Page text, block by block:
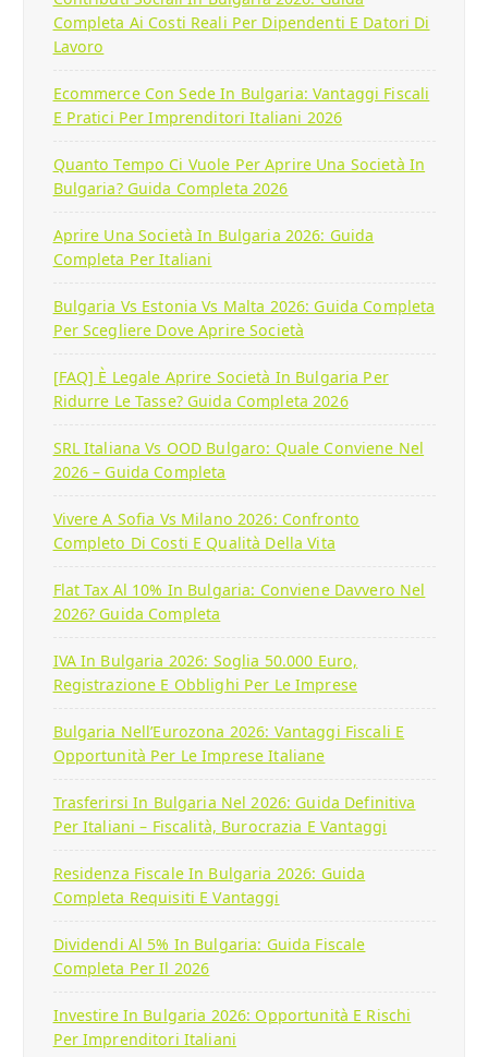
Completa Ai Costi Reali Per Dipendenti E Datori Di
Lavoro
Ecommerce Con Sede In Bulgaria: Vantaggi Fiscali
E Pratici Per Imprenditori Italiani 2026
Quanto Tempo Ci Vuole Per Aprire Una Società In
Bulgaria? Guida Completa 2026
Aprire Una Società In Bulgaria 2026: Guida
Completa Per Italiani
Bulgaria Vs Estonia Vs Malta 2026: Guida Completa
Per Scegliere Dove Aprire Società
[FAQ] È Legale Aprire Società In Bulgaria Per
Ridurre Le Tasse? Guida Completa 2026
SRL Italiana Vs OOD Bulgaro: Quale Conviene Nel
2026 – Guida Completa
Vivere A Sofia Vs Milano 2026: Confronto
Completo Di Costi E Qualità Della Vita
Flat Tax Al 10% In Bulgaria: Conviene Davvero Nel
2026? Guida Completa
IVA In Bulgaria 2026: Soglia 50.000 Euro,
Registrazione E Obblighi Per Le Imprese
Bulgaria Nell’Eurozona 2026: Vantaggi Fiscali E
Opportunità Per Le Imprese Italiane
Trasferirsi In Bulgaria Nel 2026: Guida Definitiva
Per Italiani – Fiscalità, Burocrazia E Vantaggi
Residenza Fiscale In Bulgaria 2026: Guida
Completa Requisiti E Vantaggi
Dividendi Al 5% In Bulgaria: Guida Fiscale
Completa Per Il 2026
Investire In Bulgaria 2026: Opportunità E Rischi
Per Imprenditori Italiani